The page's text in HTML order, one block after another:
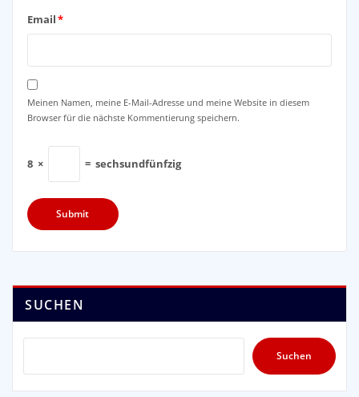
Email*
Meinen Namen, meine E-Mail-Adresse und meine Website in diesem
Browser für die nächste Kommentierung speichern.
8 × = sechsundfünfzig
SUCHEN
Suchen